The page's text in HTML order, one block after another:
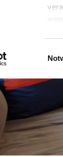
Ihre
der